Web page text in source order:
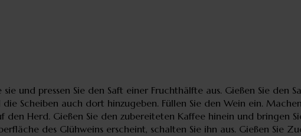
und pressen Sie den Saft einer Fruchthälfte aus. Gießen Sie den
Scheiben auch dort hinzugeben. Füllen Sie den Wein ein.
Herd. Gießen Sie den zubereiteten Kaffee hinein und bringen
des Glühweins erscheint, schalten Sie ihn aus. Gießen Sie